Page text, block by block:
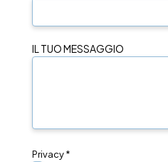
IL TUO MESSAGGIO
Privacy *